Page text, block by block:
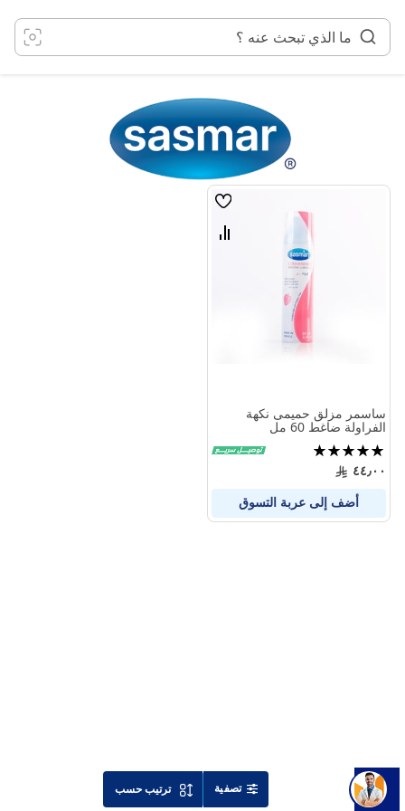
إلى
المحتوى
ترتيب حسب
قائمة
قارن
ساسمر مزلق حميمى نكهة
الفراولة ضاغط 60 مل
تقييم:
100%
٤٤٫٠٠
أضف إلى عربة التسوق
تصفية